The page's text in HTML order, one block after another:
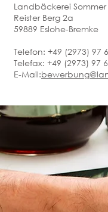
Landbäckerei
Reister Berg 2a
59889 Eslohe-Bremke
Telefon: +49 (2973) 97
Telefax: +49 (2973) 97
E-Mail: